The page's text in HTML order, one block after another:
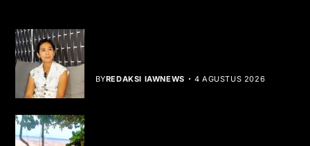
BYREDAKSI IAWNEWS 4 AGUSTUS 2026